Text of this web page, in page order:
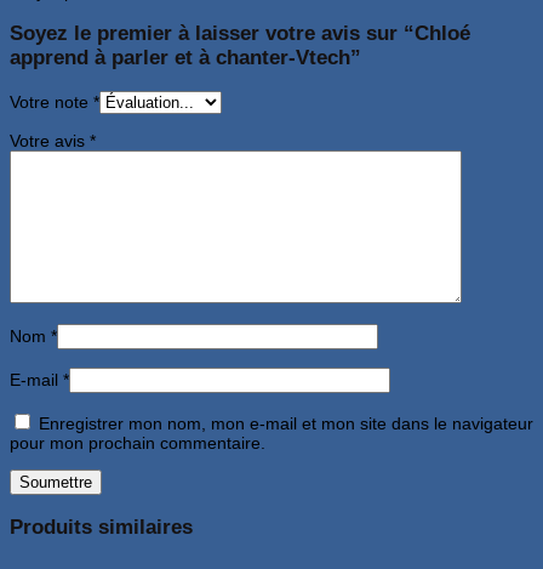
Soyez le premier à laisser votre avis sur “Chloé
apprend à parler et à chanter-Vtech”
Votre note *
Votre avis *
Nom *
E-mail *
Enregistrer mon nom, mon e-mail et mon site dans le navigateur
pour mon prochain commentaire.
Produits similaires